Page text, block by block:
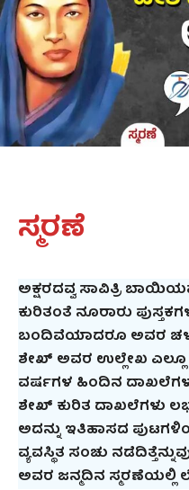
ಸ್ಮರಣೆ
ಅಕ್ಷರದವ್ವ ಸಾವಿತ್ರಿ
ಕುರಿತಂತೆ ನೂರಾರು
ಬಂದಿವೆಯಾದರೂ ಅವರ
ಶೇಖ್ ಅವರ ಉಲ್ಲೇಖ ಎಲ್ಲೂ
ವರ್ಷಗಳ ಹಿಂದಿನ
ಶೇಖ್ ಕುರಿತ ದಾಖಲೆಗಳು
ಅದನ್ನು ಇತಿಹಾಸದ
ವ್ಯವಸ್ಥಿತ ಸಂಚು
ಅವರ ಜನ್ಮದಿನ ಸ್ಮರಣೆಯಲ್ಲಿ